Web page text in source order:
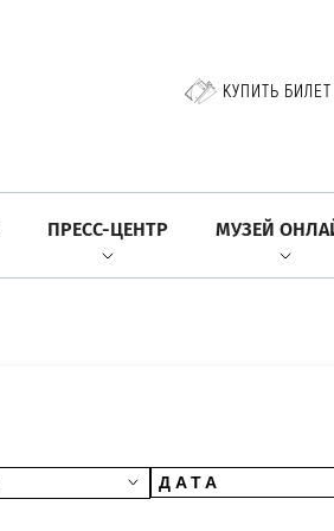
КУПИТЬ БИЛЕТ
ПРЕСС-ЦЕНТР МУЗЕЙ